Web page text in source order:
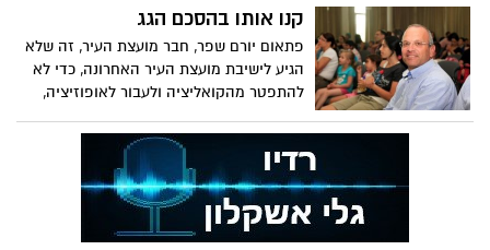
קנו אותו בהסכם הגג
פתאום יורם שפר, חבר מועצת העיר, זה שלא
הגיע לישיבת מועצת העיר האחרונה, כדי לא
להתפטר מהקואליציה ולעבור לאופוזיציה,
מנהלת הגג, את זה כתבנו בשבוע שעבר.
פתאום קם אדם ומעניק לו את התפקיד. שפר
הכחיש שהוא מתפטר וגם שכח לציין שככל
הנראה יקבל תפקיד